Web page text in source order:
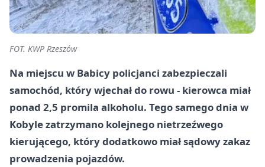
FOT. KWP Rzeszów
Na miejscu w Babicy policjanci zabezpieczali
samochód, który wjechał do rowu - kierowca miał
ponad 2,5 promila alkoholu. Tego samego dnia w
Kobyle zatrzymano kolejnego nietrzeźwego
kierującego, który dodatkowo miał sądowy zakaz
prowadzenia pojazdów.